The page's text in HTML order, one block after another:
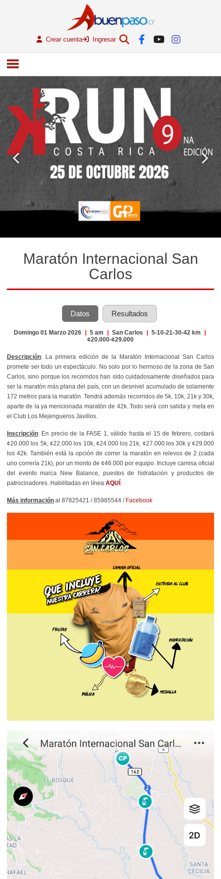
Crear cuenta Ingresar
Maratón Internacional San
Carlos
Datos Resultados
Domingo 01 Marzo 2026 | 5 am | San Carlos | 5-10-21-30-42 km
|
¢20.000-¢29.000
Descripción: La primera edición de la Maratón Internacional San Carlos
promete ser todo un espectáculo. No solo por lo hermoso de la zona de San
Carlos, sino porque los recorridos han sido cuidadosamente diseñados para
ser la maratón más plana del país, con un desnivel acumulado de solamente
172 metros para la maratón. Tendrá además recorridos de 5k, 10k, 21k y 30k,
aparte de la ya mencionada maratón de 42k. Todo será con salida y meta en
el Club Los Mejengueros Javillos.
Inscripción: En precio de la FASE 1, válido hasta el 15 de febrero, costará
¢20.000 los 5k, ¢22.000 los 10k, ¢24.000 los 21k, ¢27.000 los 30k y ¢29.000
los 42k. También está la opción de correr la maratón en relevos de 2 (cada
uno correría 21k), por un monto de ¢46.000 por equipo. Incluye camisa oficial
del evento marca New Balance, puestos de hidratación y productos de
patrocinadores. Habilitadas en línea AQUÍ
Más información al 87825421 / 85985544 / Facebook